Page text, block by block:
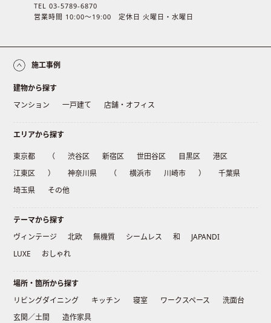
TEL 03-5789-6870
営業時間 10:00〜19:00 定休日 火曜日・水曜日
施工事例
建物から探す
マンション
一戸建て 店舗・オフィス
エリアから探す
東京都 （ 渋谷区 新宿区 世田谷区 目黒区
港区
江東区
） 神奈川県 （ 横浜市 川崎市 ）
千葉県
埼玉県
その他
テーマから探す
ヴィンテージ
北欧 無機質 シームレス 和
JAPANDI
LUXE
おしゃれ
場所・箇所から探す
リビングダイニング
キッチン 寝室 ワークスペース
洗面台
玄関／土間
造作家具